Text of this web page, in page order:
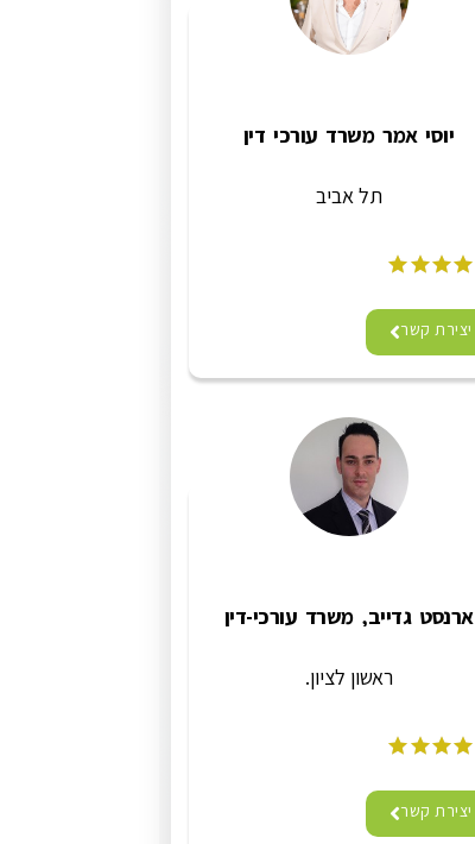
יוסי אמר משרד עורכי דין
תל אביב
יצירת קשר
ארנסט גדייב, משרד עורכי-דין
ראשון לציון.
יצירת קשר